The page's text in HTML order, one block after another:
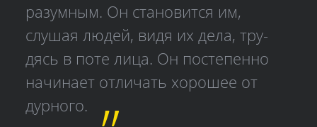
разумным. Он становится им,
слушая людей, видя их дела, тру­
дясь в поте лица. Он постепенно
начинает отличать хорошее от
дурного.